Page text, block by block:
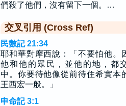
們殺了他們，沒有留下一個。…
交叉引用 (Cross Ref)
民數記 21:34
耶和華對摩西說：「不要怕他。
他和他的眾民，並他的地，都
中。你要待他像從前待住希實本
王西宏一般。」
申命記 3:1